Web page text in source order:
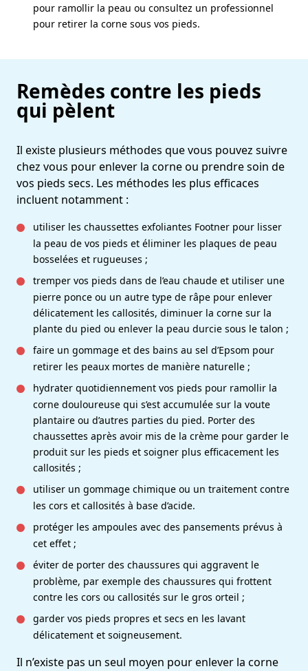
pour ramollir la peau ou consultez un professionnel
pour retirer la corne sous vos pieds.
Remèdes contre les pieds
qui pèlent
Il existe plusieurs méthodes que vous pouvez suivre
chez vous pour enlever la corne ou prendre soin de
vos pieds secs. Les méthodes les plus efficaces
incluent notamment :
utiliser les chaussettes exfoliantes Footner pour lisser
la peau de vos pieds et éliminer les plaques de peau
bosselées et rugueuses ;
tremper vos pieds dans de l’eau chaude et utiliser une
pierre ponce ou un autre type de râpe pour enlever
délicatement les callosités, diminuer la corne sur la
plante du pied ou enlever la peau durcie sous le talon ;
faire un gommage et des bains au sel d’Epsom pour
retirer les peaux mortes de manière naturelle ;
hydrater quotidiennement vos pieds pour ramollir la
corne douloureuse qui s’est accumulée sur la voute
plantaire ou d’autres parties du pied. Porter des
chaussettes après avoir mis de la crème pour garder le
produit sur les pieds et soigner plus efficacement les
callosités ;
utiliser un gommage chimique ou un traitement contre
les cors et callosités à base d’acide.
protéger les ampoules avec des pansements prévus à
cet effet ;
éviter de porter des chaussures qui aggravent le
problème, par exemple des chaussures qui frottent
contre les cors ou callosités sur le gros orteil ;
garder vos pieds propres et secs en les lavant
délicatement et soigneusement.
Il n’existe pas un seul moyen pour enlever la corne